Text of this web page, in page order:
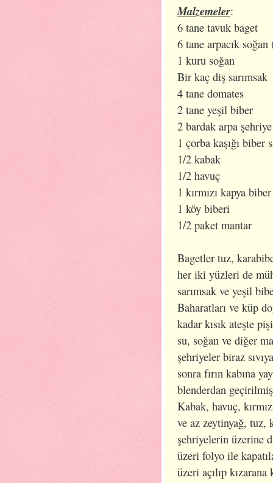
Malzemeler:
6 tane tavuk baget
6 tane arpacık soğan
1 kuru soğan
Bir kaç diş sarımsak
4 tane domates
2 tane yeşil biber
2 bardak arpa şehriye
1 çorba kaşığı biber
1/2 kabak
1/2 havuç
1 kırmızı kapya biber
1 köy biberi
1/2 paket mantar
Bagetler tuz,
her iki yüzleri de
sarımsak ve yeşil
Baharatları ve küp
kadar kısık ateşte
su, soğan ve diğer
şehriyeler biraz
sonra fırın kabına
blenderdan
Kabak, havuç,
ve az zeytinyağ, tuz,
şehriyelerin üzerine
üzeri folyo ile
üzeri açılıp